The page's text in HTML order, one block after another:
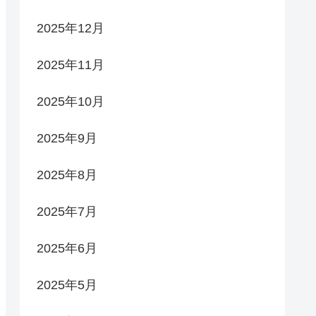
2025年12月
2025年11月
2025年10月
2025年9月
2025年8月
2025年7月
2025年6月
2025年5月